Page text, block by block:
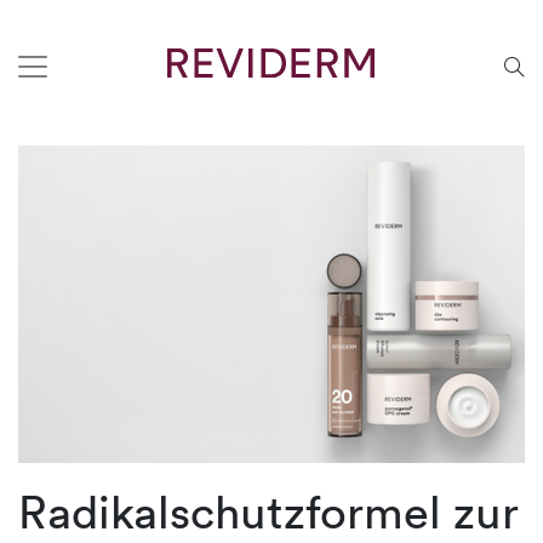
Radikalschutzformel zur